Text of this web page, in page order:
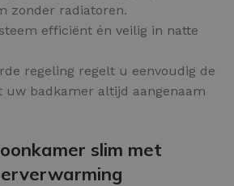
zonder radiatoren.
efficiënt én veilig in natte
regeling regelt u eenvoudig de
badkamer altijd aangenaam
slim met